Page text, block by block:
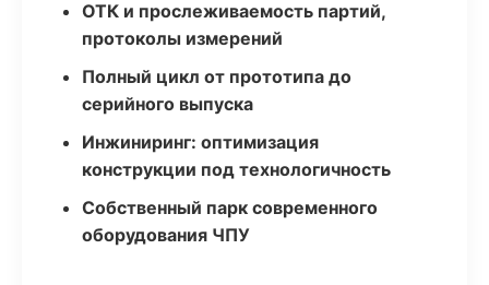
ОТК и прослеживаемость партий,
протоколы измерений
Полный цикл от прототипа до
серийного выпуска
Инжиниринг: оптимизация
конструкции под технологичность
Собственный парк современного
оборудования ЧПУ